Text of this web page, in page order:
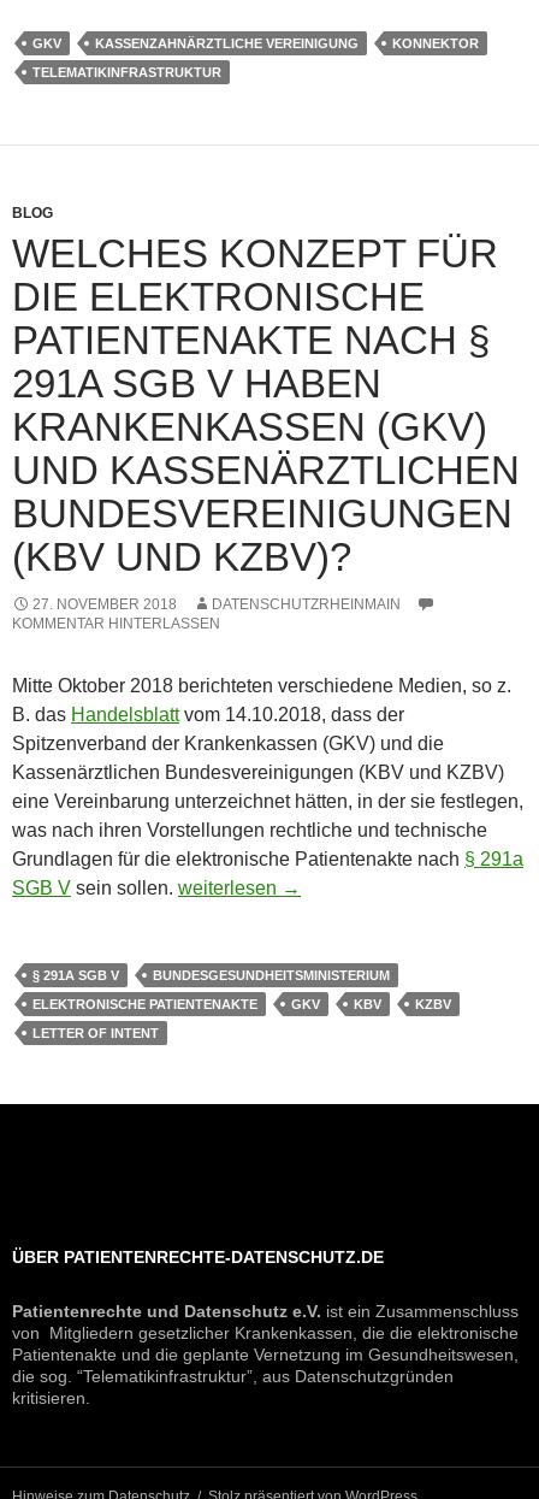
GKV KASSENZAHNÄRZTLICHE VEREINIGUNG
KONNEKTOR
TELEMATIKINFRASTRUKTUR
BLOG
WELCHES KONZEPT FÜR
DIE ELEKTRONISCHE
PATIENTENAKTE NACH §
291A SGB V HABEN
KRANKENKASSEN (GKV)
UND KASSENÄRZTLICHEN
BUNDESVEREINIGUNGEN
(KBV UND KZBV)?
27. NOVEMBER 2018
DATENSCHUTZRHEINMAIN
KOMMENTAR HINTERLASSEN
Mitte Oktober 2018 berichteten verschiedene Medien, so z.
B. das Handelsblattvom 14.10.2018, dass der
Spitzenverband der Krankenkassen (GKV) und die
Kassenärztlichen Bundesvereinigungen (KBV und KZBV)
eine Vereinbarung unterzeichnet hätten, in der sie festlegen,
was nach ihren Vorstellungen rechtliche und technische
Grundlagen für die elektronische Patientenakte nach § 291a
SGB V sein sollen. Welches Konzept für die elektronische
weiterlesen →
§ 291A SGB V
BUNDESGESUNDHEITSMINISTERIUM
ELEKTRONISCHE PATIENTENAKTE
GKV KBV
KZBV
LETTER OF INTENT
ÜBER PATIENTENRECHTE-DATENSCHUTZ.DE
Patientenrechte und Datenschutz e.V. ist ein Zusammenschluss
von Mitgliedern gesetzlicher Krankenkassen, die die elektronische
Patientenakte und die geplante Vernetzung im Gesundheitswesen,
die sog. “Telematikinfrastruktur”, aus Datenschutzgründen
kritisieren.